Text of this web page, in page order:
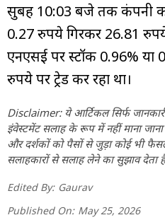
सुबह 10:03 बजे तक कंपनी
0.27 रुपये गिरकर 26.81
एनएसई पर स्टॉक 0.96% या
रुपये पर ट्रेड कर रहा था।
Disclaimer: ये आर्टिकल सिर्फ
इंवेस्टमेंट सलाह के रूप में नहीं माना
और दर्शकों को पैसों से जुड़ा कोई भी
सलाहकारों से सलाह लेने का सुझाव देता
Edited By: Gaurav
Published On: May 25, 2026